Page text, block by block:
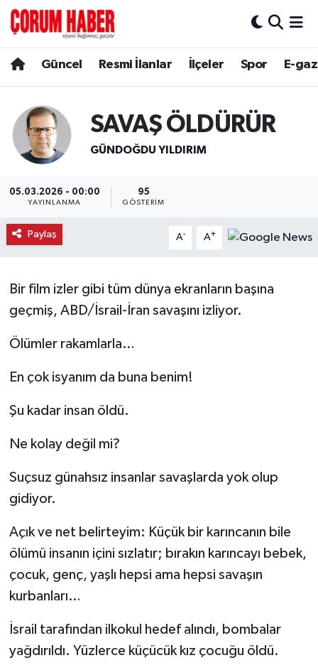
Güncel Resmi İlanlar İlçeler Spor E-
SAVAŞ ÖLDÜRÜR
GÜNDOĞDU YILDIRIM
05.03.2026 - 00:00
YAYINLANMA
95
GÖSTERIM
Paylaş A- A+
Bir film izler gibi tüm dünya ekranların başına
geçmiş, ABD/İsrail-İran savaşını izliyor.
Ölümler rakamlarla…
En çok isyanım da buna benim!
Şu kadar insan öldü.
Ne kolay değil mi?
Suçsuz günahsız insanlar savaşlarda yok olup
gidiyor.
Açık ve net belirteyim: Küçük bir karıncanın bile
ölümü insanın içini sızlatır; bırakın karıncayı bebek,
çocuk, genç, yaşlı hepsi ama hepsi savaşın
kurbanları…
İsrail tarafından ilkokul hedef alındı, bombalar
yağdırıldı. Yüzlerce küçücük kız çocuğu öldü.
Spor
Resmi İlanlar
Alaca
Bayat
Boğazkale
İskilip
Kargı
Laçin
Mecitözü
Oğuzlar
Ortaköy
Osmancık
Sungurlu
Uğurludağ
Sağlık
Hava Durumu
Çorum Namaz Vakitleri
Trafik Durumu
Süper Lig Puan Durumu ve Fikstür
Tüm Manşetler
Haber Arşivi